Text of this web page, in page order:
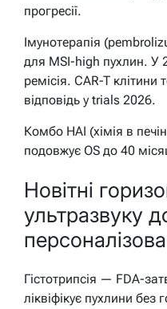
прогресії.
Імунотерапія
для MSI-high пухлин. У
ремісія. CAR-T
відповідь у trials 2026.
Комбо HAI (хімія в
подовжує OS до 40
Новітні
ультразвуку
Гістотрипсія — FDA-
ліквіфікує пухлини без